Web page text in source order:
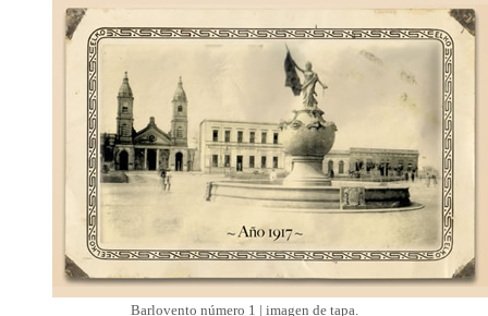
Barlovento número 1 | imagen de tapa.